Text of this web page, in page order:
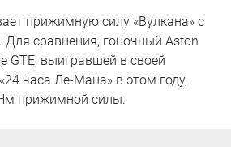
прижимную силу «Вулкана» с
сравнения, гоночный Aston
GTE, выигравшей в своей
часа Ле-Мана» в этом году,
прижимной силы.